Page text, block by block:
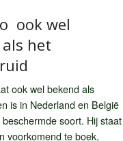
ook wel
het
ook wel bekend als
is in Nederland en België
soort. Hij staat
voorkomend te boek,